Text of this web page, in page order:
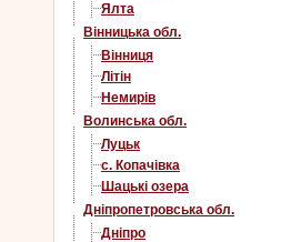
Ялта
Вінницька обл.
Вінниця
Літін
Немирів
Волинська обл.
Луцьк
с. Копачівка
Шацькі озера
Дніпропетровська обл.
Дніпро